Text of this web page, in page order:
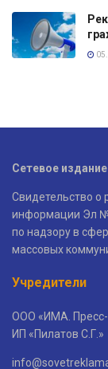
Сетевое
Свидетельство о
информации Эл
по надзору в
массовых
Учредители
ООО «ИМА.
ИП «Пилатов С.Г.»